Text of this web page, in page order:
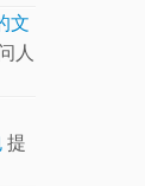
文
人
提